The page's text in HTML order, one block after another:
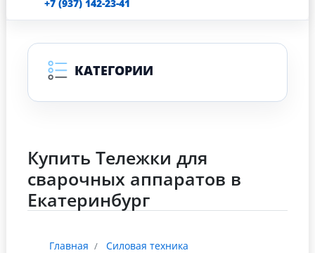
+7 (937) 142-23-41
КАТЕГОРИИ
Купить Тележки для
сварочных аппаратов в
Екатеринбург
Главная
Силовая техника